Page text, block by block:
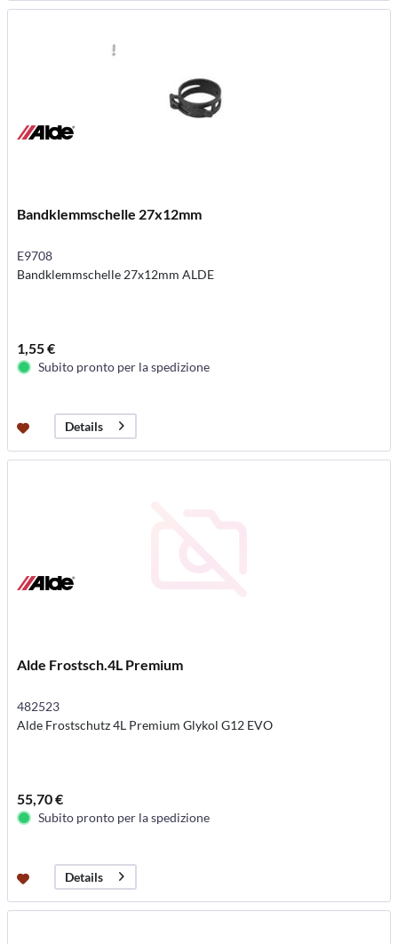
Bandklemmschelle 27x12mm
E9708
Bandklemmschelle 27x12mm ALDE
1,55 €
Subito pronto per la spedizione
Details
Alde Frostsch.4L Premium
482523
Alde Frostschutz 4L Premium Glykol G12 EVO
55,70 €
Subito pronto per la spedizione
Details